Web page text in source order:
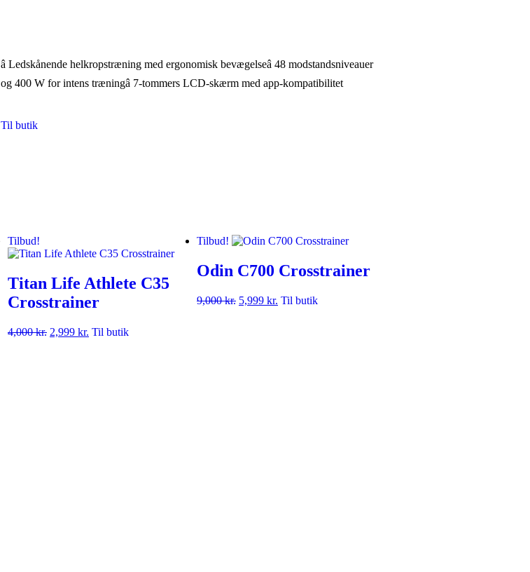
â Ledskånende helkropstræning med ergonomisk bevægelseâ 48 modstandsniveauer
og 400 W for intens træningâ 7-tommers LCD-skærm med app-kompatibilitet
Til butik
Tilbud!
Titan Life Athlete C35
Crosstrainer
4,000kr. 2,999 kr. Til butik
Tilbud!
Odin C700 Crosstrainer
9,000kr. 5,999 kr. Til butik